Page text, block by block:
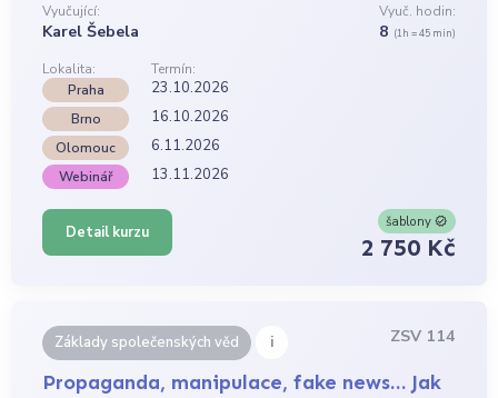
Vyučující:
Karel Šebela
Vyuč. hodin:
8 (1h = 45 min)
Lokalita:
Termín:
Praha
23.10.2026
Brno 16.10.2026
Olomouc 6.11.2026
Webinář 13.11.2026
Detail kurzu
šablony
2 750 Kč
Základy společenských věd i ZSV 114
Propaganda, manipulace, fake news… Jak